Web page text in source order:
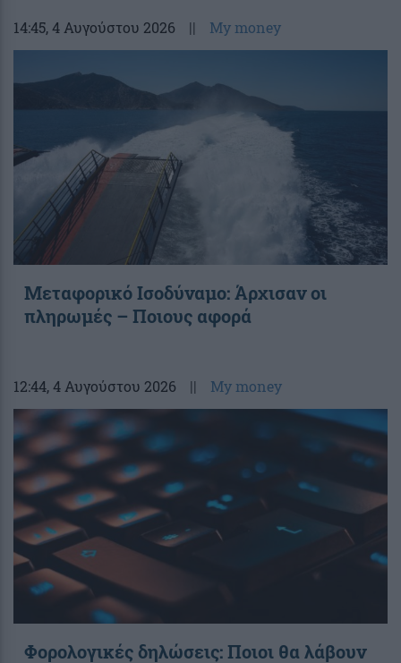
14:45, 4 Αυγούστου 2026 || My money
Μεταφορικό Ισοδύναμο: Άρχισαν οι
πληρωμές – Ποιους αφορά
12:44, 4 Αυγούστου 2026 || My money
Φορολογικές δηλώσεις: Ποιοι θα λάβουν